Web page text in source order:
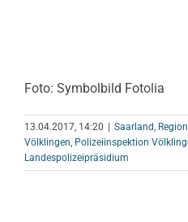
Foto: Symbolbild Fotolia
13.04.2017, 14:20 | Saarland
Völklingen Polizeiinspektion
Landespolizeipräsidium